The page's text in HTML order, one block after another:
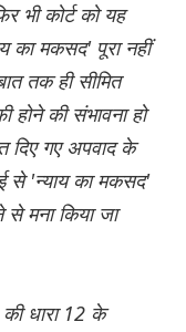
भी कोर्ट को यह
का मकसद' पूरा नहीं
तक ही सीमित
होने की संभावना हो
गए अपवाद के
से 'न्याय का मकसद'
से मना किया जा
धारा 12 के